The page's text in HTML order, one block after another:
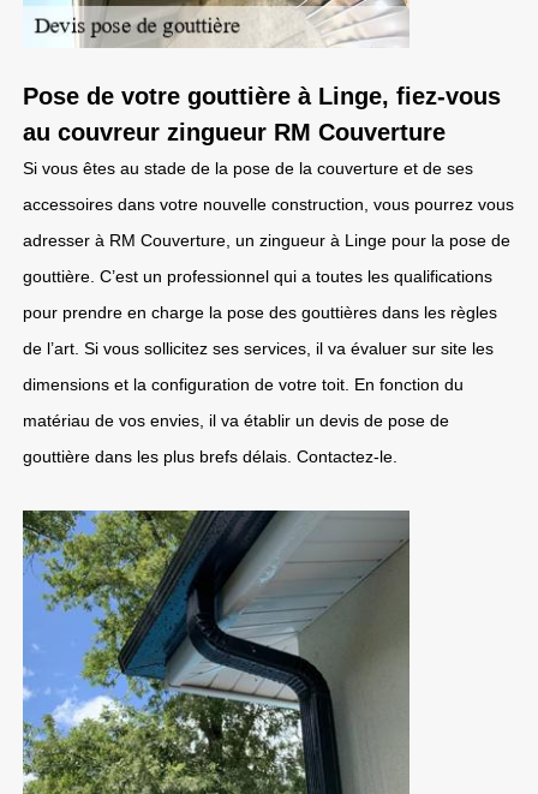
Pose de votre gouttière à Linge, fiez-vous
au couvreur zingueur RM Couverture
Si vous êtes au stade de la pose de la couverture et de ses
accessoires dans votre nouvelle construction, vous pourrez vous
adresser à RM Couverture, un zingueur à Linge pour la pose de
gouttière. C’est un professionnel qui a toutes les qualifications
pour prendre en charge la pose des gouttières dans les règles
de l’art. Si vous sollicitez ses services, il va évaluer sur site les
dimensions et la configuration de votre toit. En fonction du
matériau de vos envies, il va établir un devis de pose de
gouttière dans les plus brefs délais. Contactez-le.